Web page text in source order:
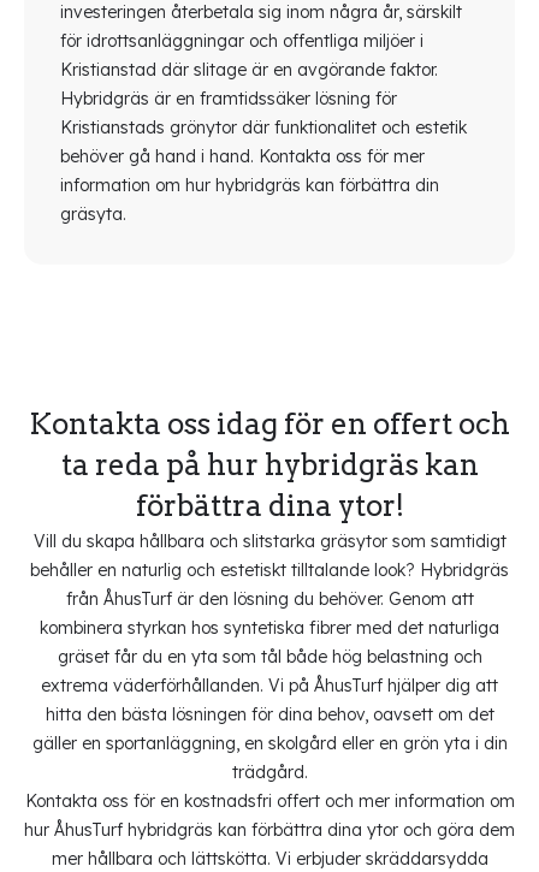
investeringen återbetala sig inom några år, särskilt
för idrottsanläggningar och offentliga miljöer i
Kristianstad där slitage är en avgörande faktor.
Hybridgräs är en framtidssäker lösning för
Kristianstads grönytor där funktionalitet och estetik
behöver gå hand i hand. Kontakta oss för mer
information om hur hybridgräs kan förbättra din
gräsyta.
Kontakta oss idag för en offert och
ta reda på hur hybridgräs kan
förbättra dina ytor!
Vill du skapa hållbara och slitstarka gräsytor som samtidigt
behåller en naturlig och estetiskt tilltalande look? Hybridgräs
från ÅhusTurf är den lösning du behöver. Genom att
kombinera styrkan hos syntetiska fibrer med det naturliga
gräset får du en yta som tål både hög belastning och
extrema väderförhållanden. Vi på ÅhusTurf hjälper dig att
hitta den bästa lösningen för dina behov, oavsett om det
gäller en sportanläggning, en skolgård eller en grön yta i din
trädgård.
Kontakta oss för en kostnadsfri offert och mer information om
hur ÅhusTurf hybridgräs kan förbättra dina ytor och göra dem
mer hållbara och lättskötta. Vi erbjuder skräddarsydda